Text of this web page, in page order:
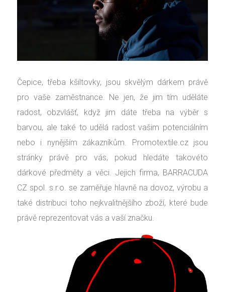
Čepice, třeba kšiltovky, jsou skvělým dárkem právě
pro vaše zaměstnance. Ne jen, že jim tím uděláte
radost, obzvlášť, když jim dáte třeba na výběr s
barvou, ale také to udělá radost vašim potenciálním
nebo i nynějším zákazníkům. Promotextile.cz jsou
stránky právě pro vás, pokud hledáte takovéto
dárkové předměty a věci. Jejich firma, BARRACUDA
CZ spol. s.r.o. se zaměřuje hlavně na dovoz, výrobu a
také distribuci toho nejkvalitnějšího zboží, které bude
právě reprezentovat vás a vaší značku.